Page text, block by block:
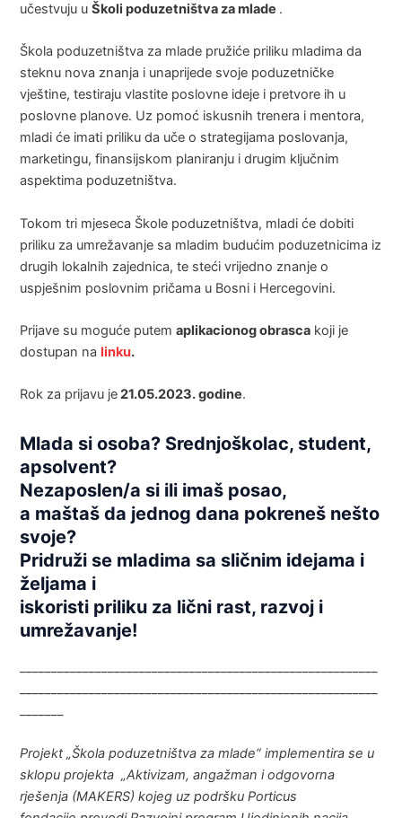
učestvuju uŠkoli poduzetništva za mlade .
Škola poduzetništva za mlade pružiće priliku mladima da
steknu nova znanja i unaprijede svoje poduzetničke
vještine, testiraju vlastite poslovne ideje i pretvore ih u
poslovne planove. Uz pomoć iskusnih trenera i mentora,
mladi će imati priliku da uče o strategijama poslovanja,
marketingu, finansijskom planiranju i drugim ključnim
aspektima poduzetništva.
Tokom tri mjeseca Škole poduzetništva, mladi će dobiti
priliku za umrežavanje sa mladim budućim poduzetnicima iz
drugih lokalnih zajednica, te steći vrijedno znanje o
uspješnim poslovnim pričama u Bosni i Hercegovini.
Prijave su moguće putemaplikacionog obrasca koji je
dostupan nalinku.
Rok za prijavu je21.05.2023. godine.
Mlada si osoba? Srednjoškolac, student,
apsolvent?
Nezaposlen/a si ili imaš posao,
a maštaš da jednog dana pokreneš nešto
svoje?
Pridruži se mladima sa sličnim idejama i
željama i
iskoristi priliku za lični rast, razvoj i
umrežavanje!
Projekt „Škola poduzetništva za mlade“ implementira se u
sklopu projekta „Aktivizam, angažman i odgovorna
rješenja (MAKERS) kojeg uz podršku Porticus